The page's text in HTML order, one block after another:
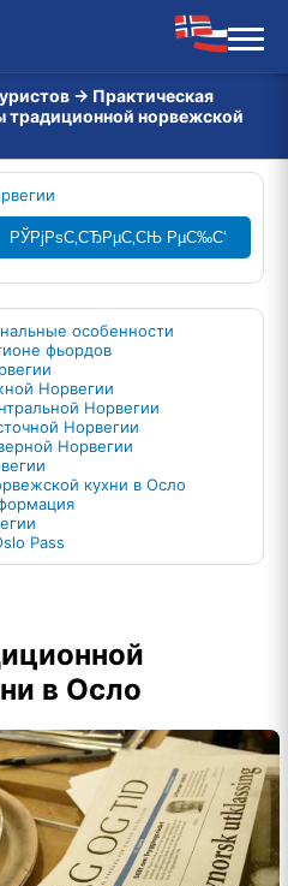
→ Практическая
традиционной норвежской
РЎРјРѕС‚СЂРµС‚СЊ РµС‰С‘
особенности
фьордов
Норвегии
Норвегии
Норвегии
Норвегии
кухни в Осло
Pass
в Осло